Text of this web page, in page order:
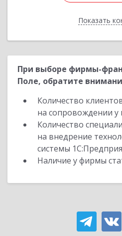
ПоказатьНазад
При выборе фирмы-
Поле, обратите
Количество
на сопровождении
Количество
на внедрение
системы
Наличие у фирмы